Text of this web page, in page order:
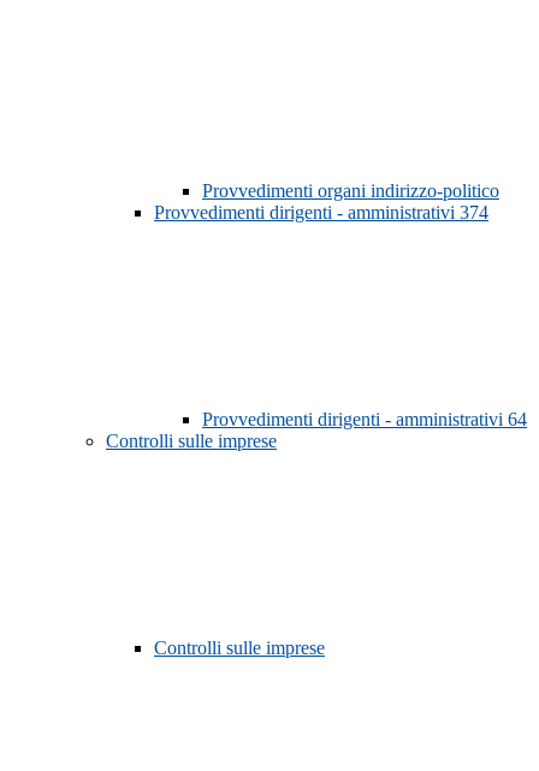
Provvedimenti organi indirizzo-politico
Provvedimenti dirigenti - amministrativi 374
Provvedimenti dirigenti - amministrativi 64
Controlli sulle imprese
Controlli sulle imprese